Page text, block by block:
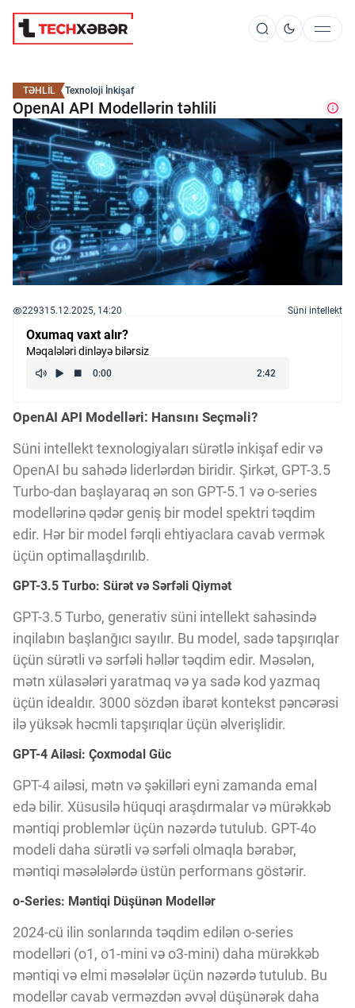
Süni İntellekt
Elm və Kosmos
Texnoloji İnkişaf
İnnovasiya və Startaplar
Robot və Cihazlar
Kriptovalyuta
İSTIFADƏ ŞƏRTLƏRİ
MƏXFİLİK SİYASƏTİ
Vizyoner Baxışı
Innovasiya Bələdçisi
Gələcəyin Təhlili
Podkastlar
TƏHLİL Texnoloji İnkişaf
OpenAI API Modellərin təhlili
229315.12.2025, 14:20 Süni intellekt
Oxumaq vaxt alır?
Məqalələri dinləyə bilərsiz
OpenAI API Modelləri: Hansını Seçməli?
Süni intellekt texnologiyaları sürətlə inkişaf edir və
OpenAI bu sahədə liderlərdən biridir. Şirkət, GPT-3.5
Turbo-dan başlayaraq ən son GPT-5.1 və o-series
modellərinə qədər geniş bir model spektri təqdim
edir. Hər bir model fərqli ehtiyaclara cavab vermək
üçün optimallaşdırılıb.
GPT-3.5 Turbo: Sürət və Sərfəli Qiymət
GPT-3.5 Turbo, generativ süni intellekt sahəsində
inqilabın başlanğıcı sayılır. Bu model, sadə tapşırıqlar
üçün sürətli və sərfəli həllər təqdim edir. Məsələn,
mətn xülasələri yaratmaq və ya sadə kod yazmaq
üçün idealdır. 3000 sözdən ibarət kontekst pəncərəsi
ilə yüksək həcmli tapşırıqlar üçün əlverişlidir.
GPT-4 Ailəsi: Çoxmodal Güc
GPT-4 ailəsi, mətn və şəkilləri eyni zamanda emal
edə bilir. Xüsusilə hüquqi araşdırmalar və mürəkkəb
məntiqi problemlər üçün nəzərdə tutulub. GPT-4o
modeli daha sürətli və sərfəli olmaqla bərabər,
məntiqi məsələlərdə üstün performans göstərir.
o-Series: Məntiqi Düşünən Modellər
2024-cü ilin sonlarında təqdim edilən o-series
modelləri (o1, o1-mini və o3-mini) daha mürəkkəb
məntiqi və elmi məsələlər üçün nəzərdə tutulub. Bu
modellər cavab verməzdən əvvəl düşünərək daha